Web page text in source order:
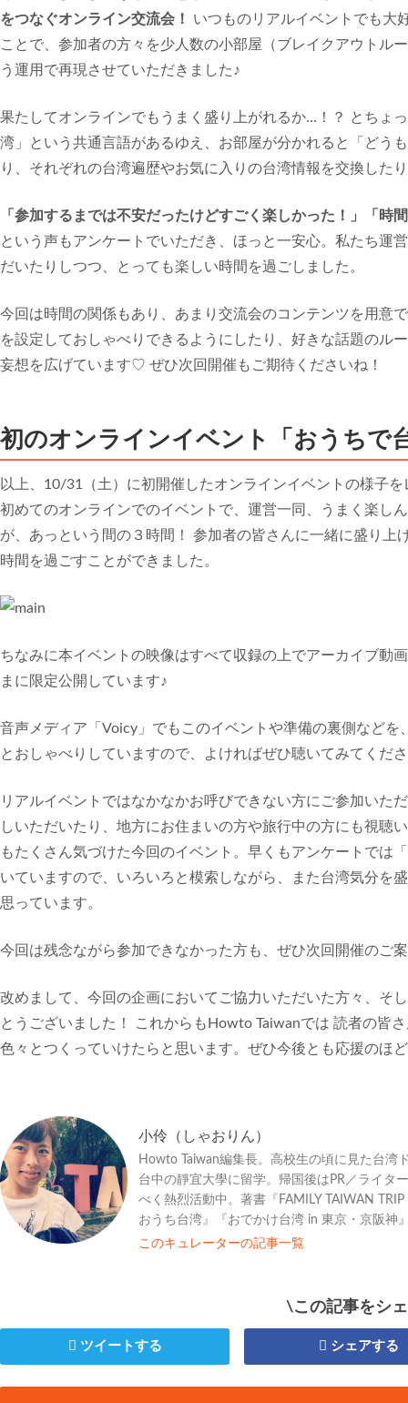
をつなぐオンライン交流会！
いつものリアルイベントでも大
ことで、参加者の方々を少人数の小部屋（ブレイクアウトル
う運用で再現させていただきました♪
果たしてオンラインでもうまく盛り上がれるか…！？ とちょ
湾」という共通言語があるゆえ、お部屋が分かれると「どう
り、それぞれの台湾遍歴やお気に入りの台湾情報を交換した
「参加するまでは不安だったけどすごく楽しかった！」「時
という声もアンケートでいただき、ほっと一安心。私たち運
だいたりしつつ、とっても楽しい時間を過ごしました。
今回は時間の関係もあり、あまり交流会のコンテンツを用意
を設定しておしゃべりできるようにしたり、好きな話題のル
妄想を広げています♡ ぜひ次回開催もご期待くださいね！
初のオンラインイベント「おうちで
以上、10/31（土）に初開催したオンラインイベントの様子
初めてのオンラインでのイベントで、運営一同、うまく楽し
が、あっという間の３時間！ 参加者の皆さんに一緒に盛り上
時間を過ごすことができました。
ちなみに本イベントの映像はすべて収録の上でアーカイブ動
まに限定公開しています♪
音声メディア「Voicy」でもこのイベントや準備の裏側など
とおしゃべりしていますので、よければぜひ聴いてみてく
リアルイベントではなかなかお呼びできない方にご参加いた
しいただいたり、地方にお住まいの方や旅行中の方にも視聴
もたくさん気づけた今回のイベント。早くもアンケートでは「
いていますので、いろいろと模索しながら、また台湾気分を
思っています。
今回は残念ながら参加できなかった方も、ぜひ次回開催のご
改めまして、今回の企画においてご協力いただいた方々、そ
とうございました！ これからもHowto Taiwanでは 読者の皆
色々とつくっていけたらと思います。ぜひ今後とも応援のほ
小伶（しゃおりん）
Howto Taiwan編集長。高校生の頃に見た台湾
台中の靜宜大學に留学。帰国後はPR／ライタ
べく熱烈活動中。著書『FAMILY TAIWAN
おうち台湾』『おでかけ台湾 in 東京・京阪神
このキュレーターの記事一覧
\この記事をシ
ツイートする シェアする